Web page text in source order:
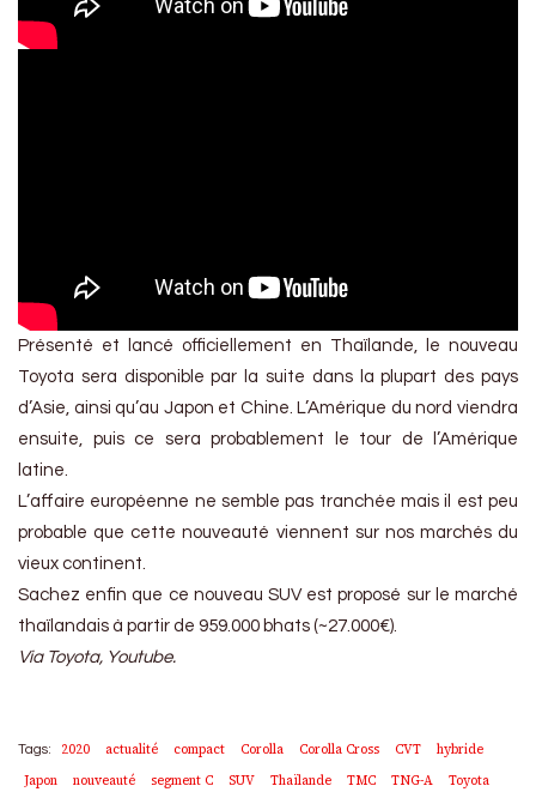
Présenté et lancé officiellement en Thaïlande, le nouveau
Toyota sera disponible par la suite dans la plupart des pays
d’Asie, ainsi qu’au Japon et Chine. L’Amérique du nord viendra
ensuite, puis ce sera probablement le tour de l’Amérique
latine.
L’affaire européenne ne semble pas tranchée mais il est peu
probable que cette nouveauté viennent sur nos marchés du
vieux continent.
Sachez enfin que ce nouveau SUV est proposé sur le marché
thaïlandais à partir de 959.000 bhats (~27.000€).
Via Toyota, Youtube.
Tags: 2020 actualité compact Corolla Corolla Cross CVT
hybride
Japon
nouveauté segment C SUV Thaïlande TMC TNG-A
Toyota